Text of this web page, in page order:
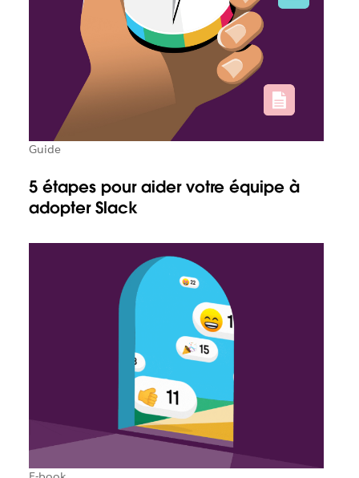
Guide
5 étapes pour aider votre équipe à
adopter Slack